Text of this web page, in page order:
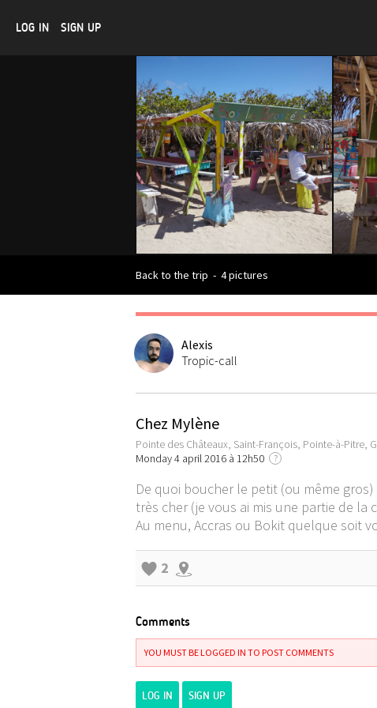
LOG IN SIGN UP
Back to the trip - 4 pictures
Alexis
Tropic-call
Chez Mylène
Pointe des Châteaux, Saint-François, Pointe-à-Pitre,
Monday 4 april 2016 à 12h50
?
De quoi boucher le petit (ou même
très cher (je vous ai mis une partie de
Au menu, Accras ou Bokit quelque soit
2
Comments
YOU MUST BE LOGGED IN TO POST COMMENTS
LOG IN SIGN UP